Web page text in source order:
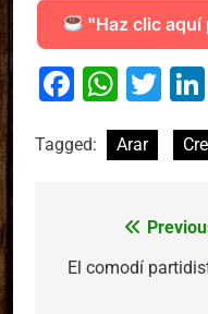
"Haz clic aquí
Tagged: Arar
Navegació
d'entrades
El comodí